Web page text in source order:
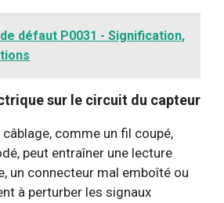
défaut P0031 - Signification,
sur le circuit du capteur
comme un fil coupé,
peut entraîner une lecture
un connecteur mal emboîté ou
à perturber les signaux